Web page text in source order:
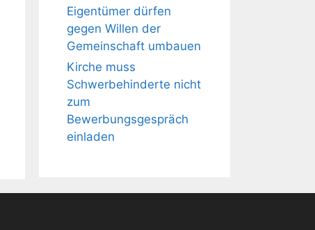
Eigentümer dürfen
gegen Willen der
Gemeinschaft umbauen
Kirche muss
Schwerbehinderte nicht
zum
Bewerbungsgespräch
einladen